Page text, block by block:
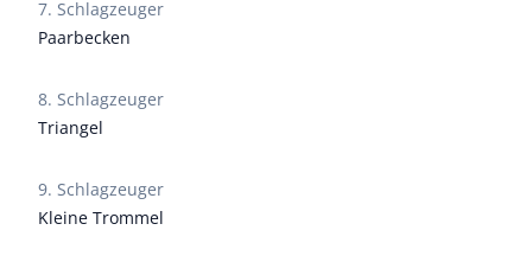
7. Schlagzeuger
Paarbecken
8. Schlagzeuger
Triangel
9. Schlagzeuger
Kleine Trommel